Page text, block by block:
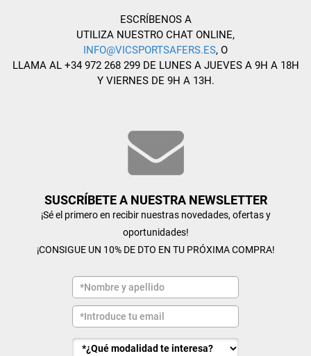
ESCRÍBENOS A
UTILIZA NUESTRO CHAT ONLINE,
INFO@VICSPORTSAFERS.ES, O
LLAMA AL +34 972 268 299 DE LUNES A JUEVES A 9H A 18H
Y VIERNES DE 9H A 13H.
SUSCRÍBETE A NUESTRA NEWSLETTER
¡Sé el primero en recibir nuestras novedades, ofertas y
oportunidades!
¡CONSIGUE UN 10% DE DTO EN TU PRÓXIMA COMPRA!